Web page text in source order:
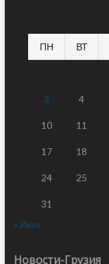
ПН ВТ
3 4
10 11
17 18
24 25
31
« Июл
Новости-Грузия